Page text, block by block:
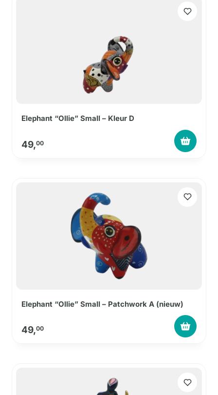
Elephant “Ollie” Small – Kleur D
49,00
Elephant “Ollie” Small – Patchwork A (nieuw)
49,00